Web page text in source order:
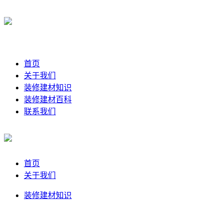
首页
关于我们
装修建材知识
装修建材百科
联系我们
首页
关于我们
装修建材知识